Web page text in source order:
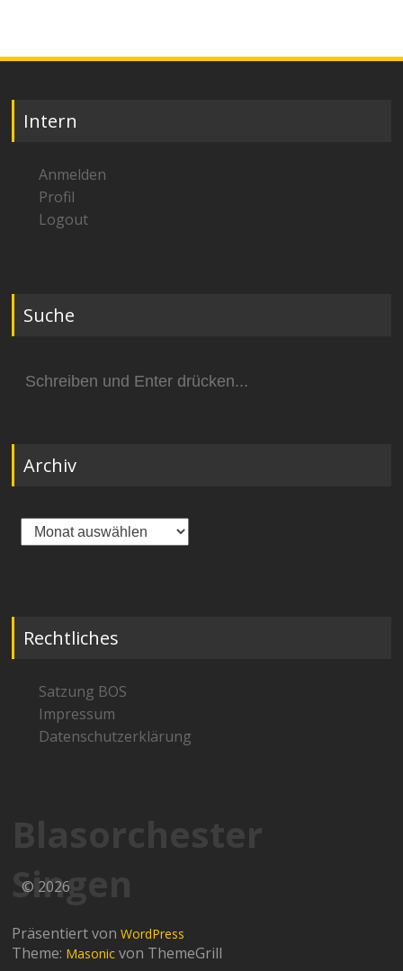
Intern
Anmelden
Profil
Logout
Suche
nach:
Archiv
Archiv
Rechtliches
Satzung BOS
Impressum
Datenschutzerklärung
Blasorchester
Singen
© 2026
Präsentiert vonWordPress
Theme: Masonic von ThemeGrill